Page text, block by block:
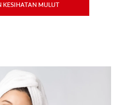
KESIHATAN MULUT